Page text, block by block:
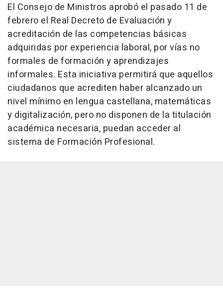
El Consejo de Ministros aprobó el pasado 11 de
febrero el Real Decreto de Evaluación y
acreditación de las competencias básicas
adquiridas por experiencia laboral, por vías no
formales de formación y aprendizajes
informales. Esta iniciativa permitirá que aquellos
ciudadanos que acrediten haber alcanzado un
nivel mínimo en lengua castellana, matemáticas
y digitalización, pero no disponen de la titulación
académica necesaria, puedan acceder al
sistema de Formación Profesional.